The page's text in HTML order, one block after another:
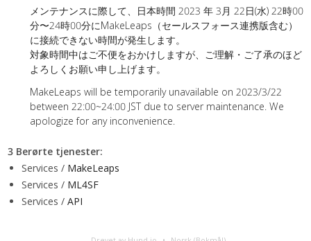
メンテナンスに際して、日本時間 2023 年 3月 22日(水) 22時00
分〜24時00分にMakeLeaps（セールスフォース連携版含む）
に接続できない時間が発生します。
対象時間中はご不便をおかけしますが、ご理解・ご了承のほど
よろしくお願い申し上げます。
MakeLeaps will be temporarily unavailable on 2023/3/22
between 22:00~24:00 JST due to server maintenance. We
apologize for any inconvenience.
3 Berørte tjenester:
Services / MakeLeaps
Services / ML4SF
Services / API